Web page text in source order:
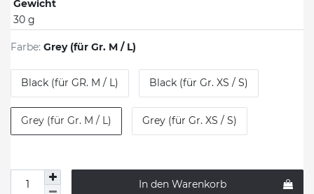
Gewicht
30 g
Farbe: Grey (für Gr. M / L)
Black (für GR. M / L) Black (für Gr. XS / S)
Grey (für Gr. M / L) Grey (für Gr. XS / S)
In den Warenkorb